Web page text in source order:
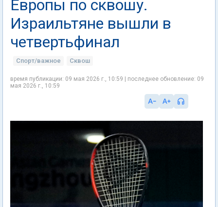
Европы по сквошу.
Израильтяне вышли в
четвертьфинал
Спорт/важное Сквош
время публикации: 09 мая 2026 г., 10:59 | последнее обновление: 09
мая 2026 г., 10:59